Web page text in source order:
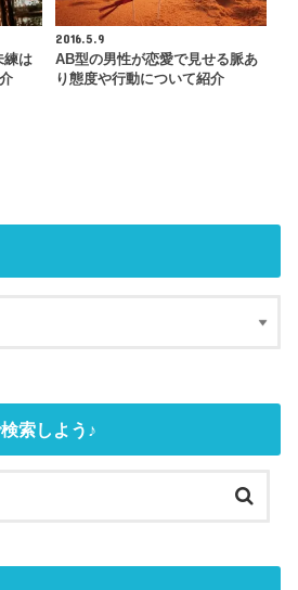
練は
2016.5.9
AB型の男性が恋愛で見せる脈あ
り態度や行動について紹介
索しよう♪